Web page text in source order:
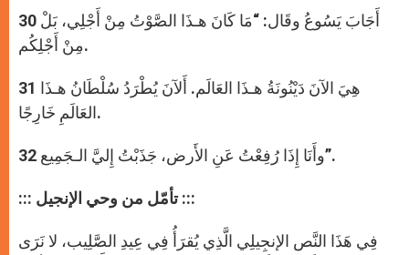
30 أَجَابَ يَسُوعُ وقَال: “مَا كَانَ هـذَا الصَّوْتُ مِنْ أَجْلِي، بَلْ
مِنْ أَجْلِكُم.
31 هِيَ الآنَ دَيْنُونَةُ هـذَا العَالَم. أَلآنَ يُطْرَدُ سُلْطَانُ هـذَا
العَالَمِ خَارِجًا.
32 وأَنَا إِذَا رُفِعْتُ عَنِ الأَرض، جَذَبْتُ إِليَّ الـجَمِيع”.
::: تأمّل من وحي الإنجيل :::
فِي هَذَا النَّص الإنجِيلِي الَّذِي يُقرَأُ فِي عِيدِ الصَّلِيب، لا نَرَى